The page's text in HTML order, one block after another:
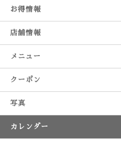
お得情報
店舗情報
メニュー
クーポン
写真
カレンダー